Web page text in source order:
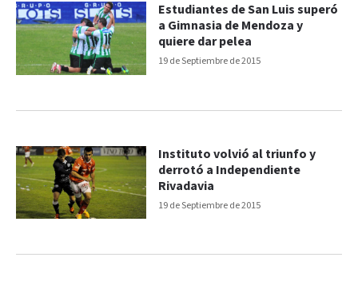
19 de Septiembre de 2015
Estudiantes de San Luis superó
a Gimnasia de Mendoza y
quiere dar pelea
19 de Septiembre de 2015
Instituto volvió al triunfo y
derrotó a Independiente
Rivadavia